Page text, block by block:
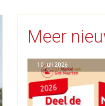
Meer
10 juli 2026